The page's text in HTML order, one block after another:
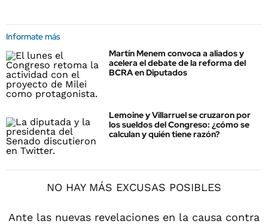
Informate más
Martín Menem convoca a aliados y
acelera el debate de la reforma del
BCRA en Diputados
Lemoine y Villarruel se cruzaron por
los sueldos del Congreso: ¿cómo se
calculan y quién tiene razón?
NO HAY MÁS EXCUSAS POSIBLES
Ante las nuevas revelaciones en la causa contra